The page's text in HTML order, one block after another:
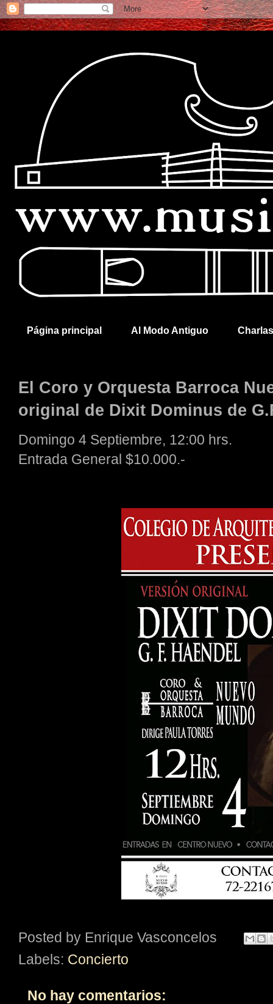
Página principal Al Modo Antiguo
El Coro y Orquesta Barroca
original de Dixit Dominus de
Domingo 4 Septiembre, 12:00 hrs.
Entrada General $10.000.-
Posted by Enrique Vasconcelos
Labels: Concierto
No hay comentarios: